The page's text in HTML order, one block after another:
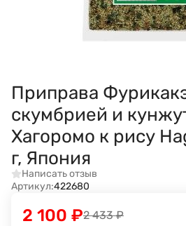
Приправа
скумбрией и
Хагоромо к рису
г, Япония
Написать отзыв
Артикул:422680
2 433 ₽
2 100 ₽